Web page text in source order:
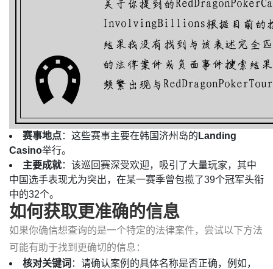
赛事地点：这些赛事主要在韩国济州岛的 Landing
Casino举行。
主要成就：该巡回赛深受欢迎，吸引了大量玩家，其中
中国选手表现尤为突出，在某一赛季曾包揽了39个冠军头衔
中的32个。
如何获取更准确的信息
如果你确信想查询的是一个特定的法律案件，尝试以下方法
可能有助于找到更确切的信息：
核对关键词 ：请确认案例的具体名称是否正确，例如，